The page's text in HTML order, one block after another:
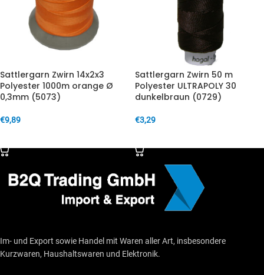
Sattlergarn Zwirn 14x2x3
Polyester 1000m orange Ø
0,3mm (5073)
€9,89
Sattlergarn Zwirn 50 m
Polyester ULTRAPOLY 30
dunkelbraun (0729)
€3,29
Im- und Export sowie Handel mit Waren aller Art, insbesondere
Kurzwaren, Haushaltswaren und Elektronik.